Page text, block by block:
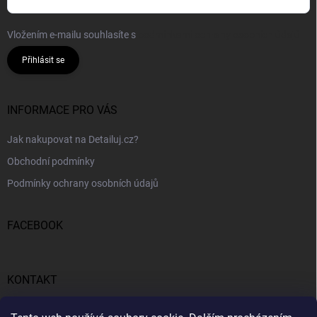
Vložením e-mailu souhlasíte s
Přihlásit se
INFORMACE PRO VÁS
Jak nakupovat na Detailuj.cz?
Obchodní podmínky
Podmínky ochrany osobních údajů
FACEBOOK
KONTAKT
gunar detailuj.cz